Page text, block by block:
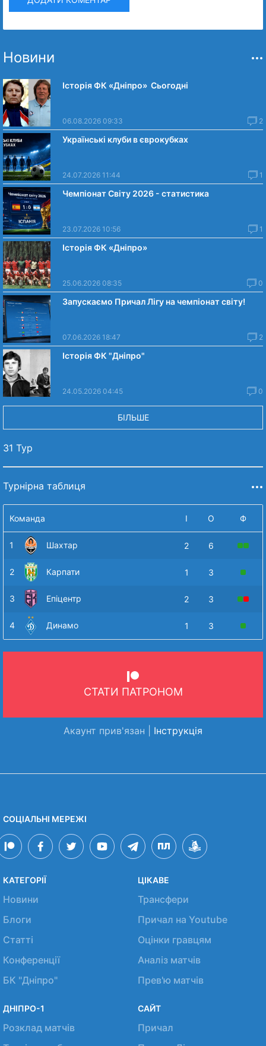
Новини
Історія ФК «Дніпро» Сьогодні
06.08.2026 09:33 2
Українські клуби в єврокубках
24.07.2026 11:44 1
Чемпіонат Світу 2026 - статистика
23.07.2026 10:56 1
Історія ФК «Дніпро»
25.06.2026 08:35 0
Запускаємо Причал Лігу на чемпіонат світу!
07.06.2026 18:47 2
Історія ФК "Дніпро"
24.05.2026 04:45 0
БІЛЬШЕ
31 Тур
Турнірна таблиця
Команда І О Ф
1 Шахтар 2 6
2 Карпати 1 3
3 Епіцентр 2 3
4 Динамо 1 3
СТАТИ ПАТРОНОМ
Акаунт прив'язан | Інструкція
СОЦІАЛЬНІ МЕРЕЖІ
КАТЕГОРІЇ
Новини
Блоги
Статті
Конференції
БК "Дніпро"
ЦІКАВЕ
Трансфери
Причал на Youtube
Оцінки гравцям
Аналіз матчів
Прев'ю матчів
ДНІПРО-1
Розклад матчів
САЙТ
Причал